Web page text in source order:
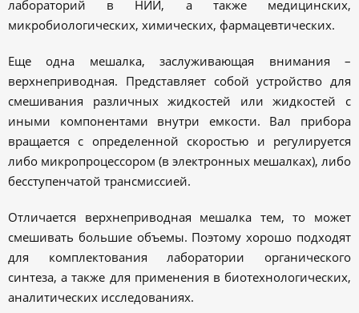
лабораторий в НИИ, а также медицинских,
микробиологических, химических, фармацевтических.
Еще одна мешалка, заслуживающая внимания –
верхнеприводная. Представляет собой устройство для
смешивания различных жидкостей или жидкостей с
иными компонентами внутри емкости. Вал прибора
вращается с определенной скоростью и регулируется
либо микропроцессором (в электронных мешалках), либо
бесступенчатой трансмиссией.
Отличается верхнеприводная мешалка тем, то может
смешивать большие объемы. Поэтому хорошо подходят
для комплектования лаборатории органического
синтеза, а также для применения в биотехнологических,
аналитических исследованиях.